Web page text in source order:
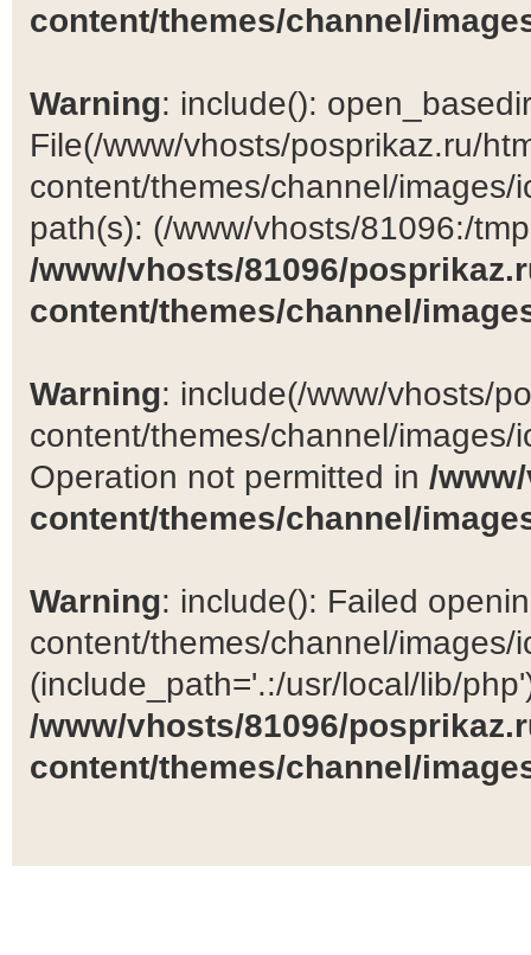
content/themes/channel/
Warning: include():
File(/www/vhosts/posprikaz.ru/
content/themes/channel/
path(s): (/www/vhosts/81096:/
/www/vhosts/81096/
content/themes/channel/
Warning: include(/www/vhosts/
content/themes/channel/
Operation not permitted in /
content/themes/channel/
Warning: include(): Failed
content/themes/channel/images/
(include_path='.:/usr/local/lib/
/www/vhosts/81096/
content/themes/channel/